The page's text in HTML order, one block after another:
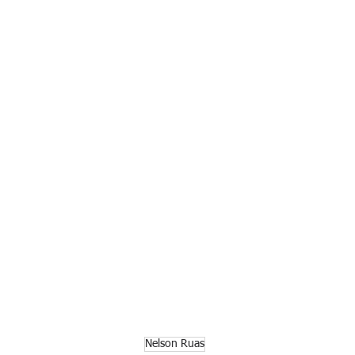
Nelson Ruas